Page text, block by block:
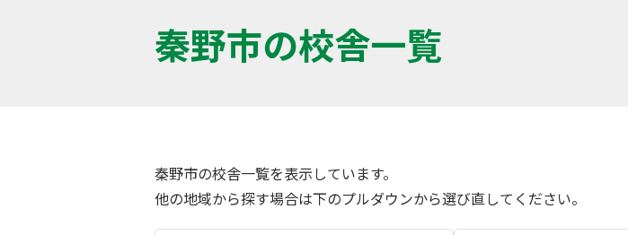
秦野市の校舎一覧
秦野市の校舎一覧を表示しています。
他の地域から探す場合は下のプルダウンから選び直してください。